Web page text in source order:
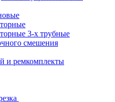
3-х трубные
смешения
и ремкомплекты